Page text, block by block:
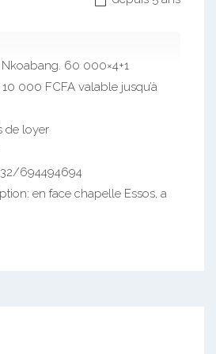
60 000×4+1
000 FCFA valable jusqu’à
de loyer
694494694
en face chapelle Essos, a